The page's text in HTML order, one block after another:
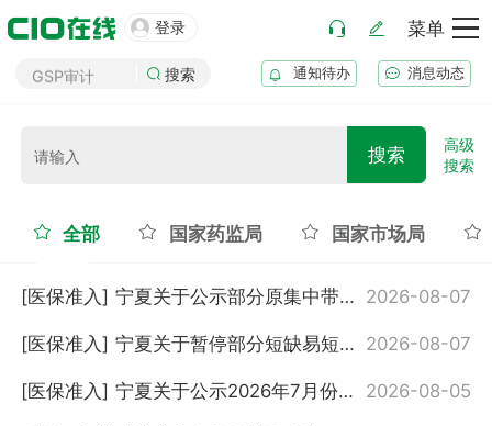
 登录 菜单
GMP审计
GSP审计
医疗器械注册
药品上市后变更
搜索 通知待办 消息动态
搜索
高级
搜索
全部 国家药监局 国家市场局
[医保准入] 宁夏关于公示部分原集中带量采购中选药品目录调整（第三批）的通知 2026-08-07
[医保准入] 宁夏关于暂停部分短缺易短缺、备案采购药品采购资格的通知 2026-08-07
[医保准入] 宁夏关于公示2026年7月份中药配方颗粒阳光挂网拟挂网结果的通知 2026-08-05